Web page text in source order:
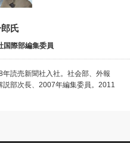
氏
国際部編集委員
読売新聞社入社。社会部、外報
部次長、2007年編集委員。2011